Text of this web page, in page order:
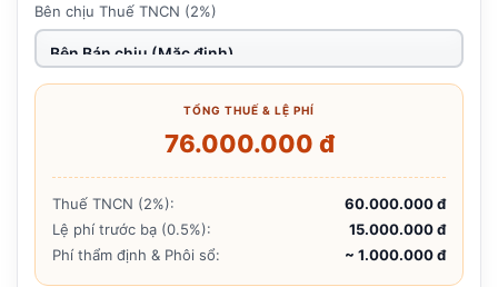
Bên chịu Thuế TNCN (2%)
TỔNG THUẾ & LỆ PHÍ
76.000.000 đ
Thuế TNCN (2%):
60.000.000 đ
Lệ phí trước bạ (0.5%):
15.000.000 đ
Phí thẩm định & Phôi sổ:
~ 1.000.000 đ